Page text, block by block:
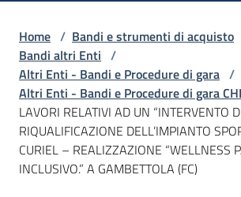
telematici
L'Agenzia
Bandi
Home / Bandi e strumenti di acquisto
Bandi altri Enti /
Altri Enti - Bandi e Procedure di gara /
Altri Enti - Bandi e Procedure di gara
LAVORI RELATIVI AD UN “INTERVENTO
RIQUALIFICAZIONE DELL’IMPIANTO
CURIEL – REALIZZAZIONE “WELLNESS
INCLUSIVO.” A GAMBETTOLA (FC)